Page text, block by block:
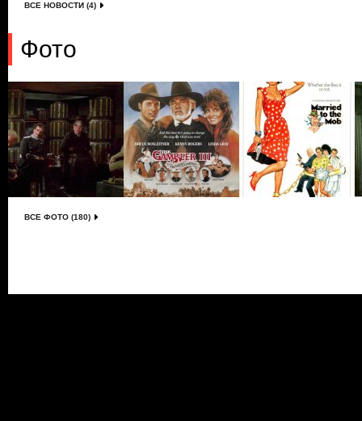
ВСЕ НОВОСТИ (4)
Фото
ВСЕ ФОТО (180)